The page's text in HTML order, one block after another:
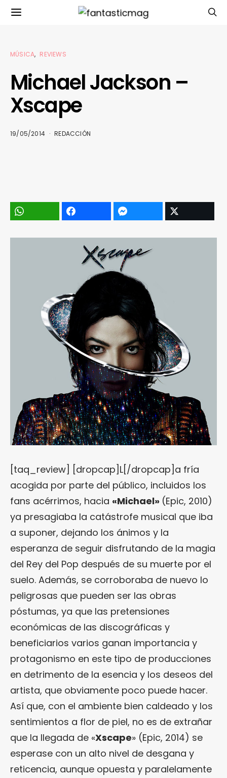
MÚSICA REVIEWS
Michael Jackson –
Xscape
19/05/2014 REDACCIÓN
[taq_review] [dropcap]L[/dropcap]a fría
acogida por parte del público, incluidos los
fans acérrimos, hacia «Michael» (Epic, 2010)
ya presagiaba la catástrofe musical que iba
a suponer, dejando los ánimos y la
esperanza de seguir disfrutando de la magia
del Rey del Pop después de su muerte por el
suelo. Además, se corroboraba de nuevo lo
peligrosas que pueden ser las obras
póstumas, ya que las pretensiones
económicas de las discográficas y
beneficiarios varios ganan importancia y
protagonismo en este tipo de producciones
en detrimento de la esencia y los deseos del
artista, que obviamente poco puede hacer.
Así que, con el ambiente bien caldeado y los
sentimientos a flor de piel, no es de extrañar
que la llegada de «Xscape» (Epic, 2014) se
esperase con un alto nivel de desgana y
reticencia, aunque opuesta y paralelamente